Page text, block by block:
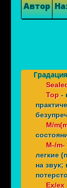
Автор
Top-
M/
M-/
легкие
на
Ex/